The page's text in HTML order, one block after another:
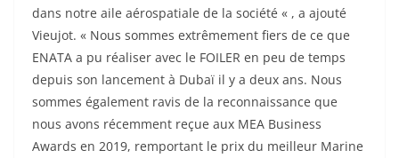
dans notre aile aérospatiale de la société « , a ajouté
Vieujot. « Nous sommes extrêmement fiers de ce que
ENATA a pu réaliser avec le FOILER en peu de temps
depuis son lancement à Dubaï il y a deux ans. Nous
sommes également ravis de la reconnaissance que
nous avons récemment reçue aux MEA Business
Awards en 2019, remportant le prix du meilleur Marine